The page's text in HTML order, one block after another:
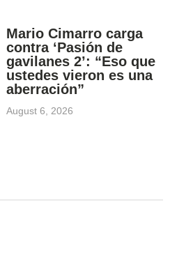
Mario Cimarro carga
contra ‘Pasión de
gavilanes 2’: “Eso que
ustedes vieron es una
aberración”
August 6, 2026